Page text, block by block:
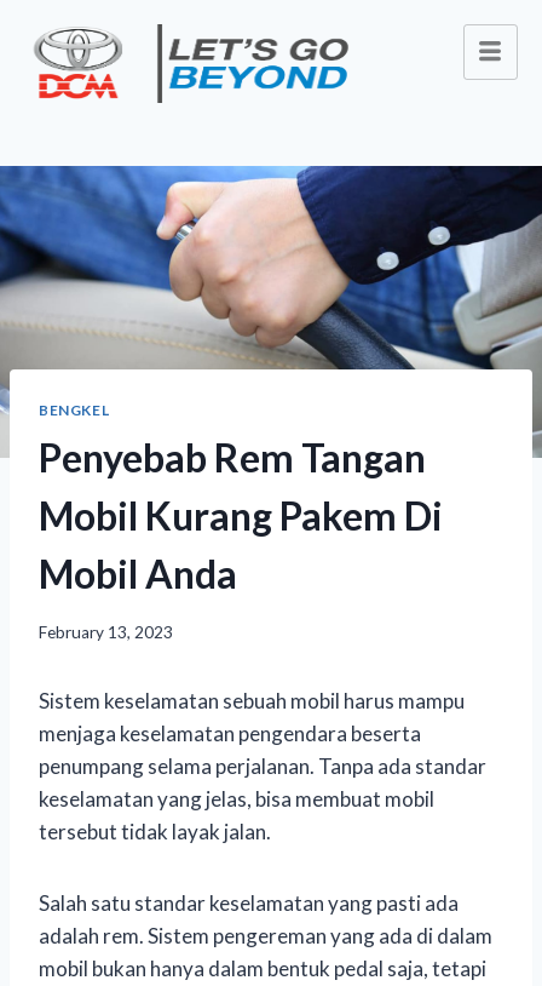
BENGKEL
Penyebab Rem Tangan
Mobil Kurang Pakem Di
Mobil Anda
February 13, 2023
Sistem keselamatan sebuah mobil harus mampu
menjaga keselamatan pengendara beserta
penumpang selama perjalanan. Tanpa ada standar
keselamatan yang jelas, bisa membuat mobil
tersebut tidak layak jalan.
Salah satu standar keselamatan yang pasti ada
adalah rem. Sistem pengereman yang ada di dalam
mobil bukan hanya dalam bentuk pedal saja, tetapi